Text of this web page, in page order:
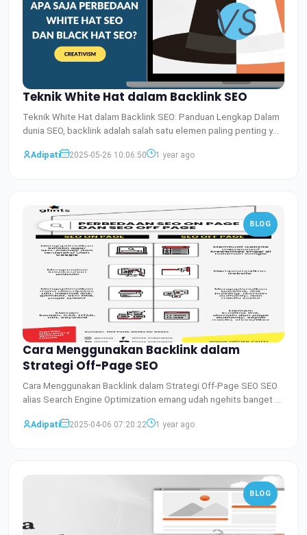
Teknik White Hat dalam Backlink SEO
Teknik White Hat dalam Backlink SEO: Panduan Lengkap Dalam
dunia SEO, backlink adalah salah satu elemen paling penting y
Adipati
2025-05-26 10:06:50 1 year ago
BLOG
Cara Menggunakan Backlink dalam
Strategi Off-Page SEO
Cara Menggunakan Backlink dalam Strategi Off-Page SEO SEO
alias Search Engine Optimization emang udah ngehits banget di
Adipati
2025-04-06 07:20:22 1 year ago
BLOG